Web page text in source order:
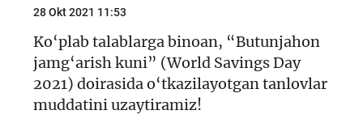
28 Okt 2021 11:53
Ko‘plab talablarga binoan, “Butunjahon
jamg‘arish kuni” (World Savings Day
2021) doirasida o‘tkazilayotgan tanlovlar
muddatini uzaytiramiz!